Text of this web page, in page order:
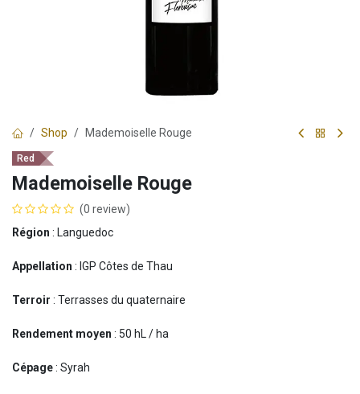
Shop Mademoiselle Rouge
Red
Mademoiselle Rouge
(0 review)
Région : Languedoc
Appellation : IGP Côtes de Thau
Terroir : Terrasses du quaternaire
Rendement moyen : 50 hL / ha
Cépage: Syrah